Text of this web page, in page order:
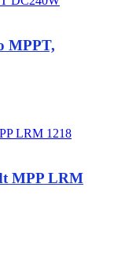
MPPT,
MPP LRM